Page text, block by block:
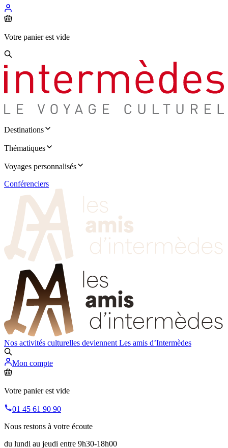
Votre panier est vide
Destinations
Thématiques
Voyages personnalisés
Conférenciers
Nos activités culturelles deviennent Les amis d’Intermèdes
Mon compte
Votre panier est vide
01 45 61 90 90
Nous restons à votre écoute
du lundi au jeudi entre 9h30-18h00